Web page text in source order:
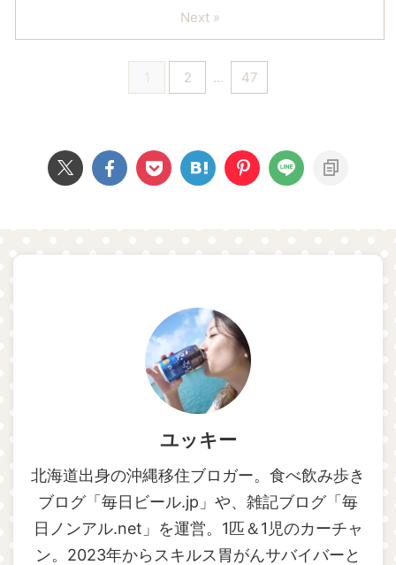
1 2 … 47
Next »
ユッキー
北海道出身の沖縄移住ブロガー。食べ飲み歩き
ブログ「毎日ビール.jp」や、雑記ブログ「毎
日ノンアル.net」を運営。1匹＆1児のカーチャ
ン。2023年からスキルス胃がんサバイバーと